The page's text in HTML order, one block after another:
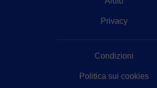
Privacy
Condizioni
Politica sui cookies